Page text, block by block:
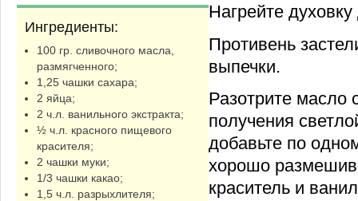
Ингредиенты:
100 гр. сливочного масла,
размягченного;
1,25 чашки сахара;
2 яйца;
2 ч.л. ванильного экстракта;
½ ч.л. красного пищевого
красителя;
2 чашки муки;
1/3 чашки какао;
1,5 ч.л. разрыхлителя;
Нагрейте
Противень
выпечки.
Разотрите масло
получения
добавьте по
хорошо
краситель и